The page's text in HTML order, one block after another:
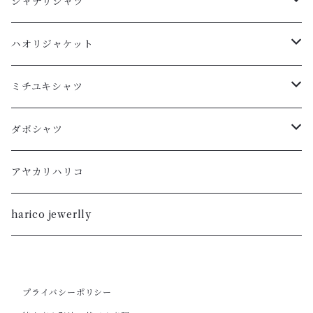
長袖
XL
L
半袖
XL
L
ハオリジャケット
L
M
S
ミチユキシャツ
L
M
S
ダボシャツ
柿渋
XL
暮染
アヤカリハリコ
harico jewerlly
プライバシーポリシー